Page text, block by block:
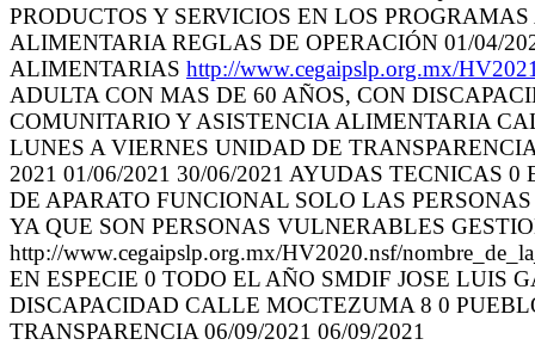
PRODUCTOS Y SERVICIOS EN LOS
ALIMENTARIA REGLAS DE OPERACIÓN 01/04/
ALIMENTARIAS http://www.cegaipslp.org.mx/
ADULTA CON MAS DE 60 AÑOS, CON
COMUNITARIO Y ASISTENCIA ALIMENTARIA
LUNES A VIERNES UNIDAD DE
2021 01/06/2021 30/06/2021 AYUDAS TECNICAS
DE APARATO FUNCIONAL SOLO LAS
YA QUE SON PERSONAS VULNERABLES
http://www.cegaipslp.org.mx/HV2020.nsf/
EN ESPECIE 0 TODO EL AÑO SMDIF JOSE LUIS
DISCAPACIDAD CALLE MOCTEZUMA 8 0
TRANSPARENCIA 06/09/2021 06/09/2021